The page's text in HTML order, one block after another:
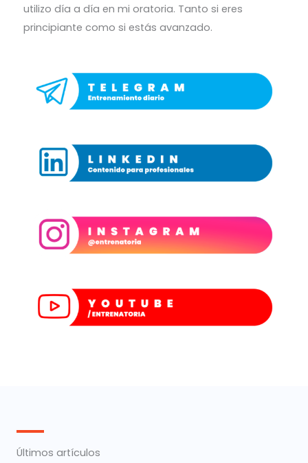
utilizo día a día en mi oratoria. Tanto si eres
principiante como si estás avanzado.
Últimos artículos